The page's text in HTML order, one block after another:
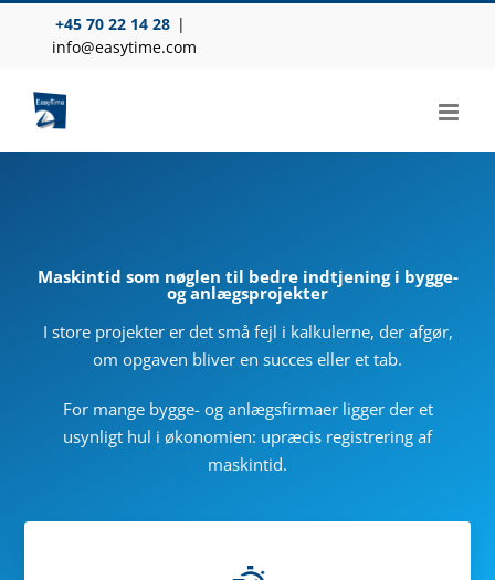
+45 70 22 14 28 |
info@easytime.com
Maskintid som nøglen til bedre indtjening i bygge-
og anlægsprojekter
I store projekter er det små fejl i kalkulerne, der afgør,
om opgaven bliver en succes eller et tab.
For mange bygge- og anlægsfirmaer ligger der et
usynligt hul i økonomien: upræcis registrering af
maskintid.